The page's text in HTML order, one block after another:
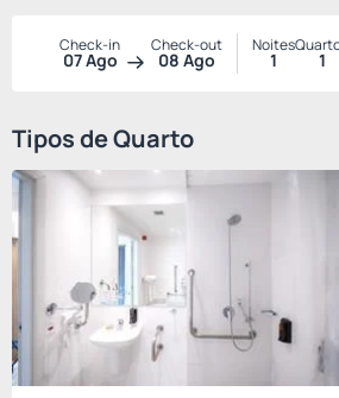
Check-in
07 Ago
Check-out
08 Ago
Noites
1 1
Tipos de Quarto